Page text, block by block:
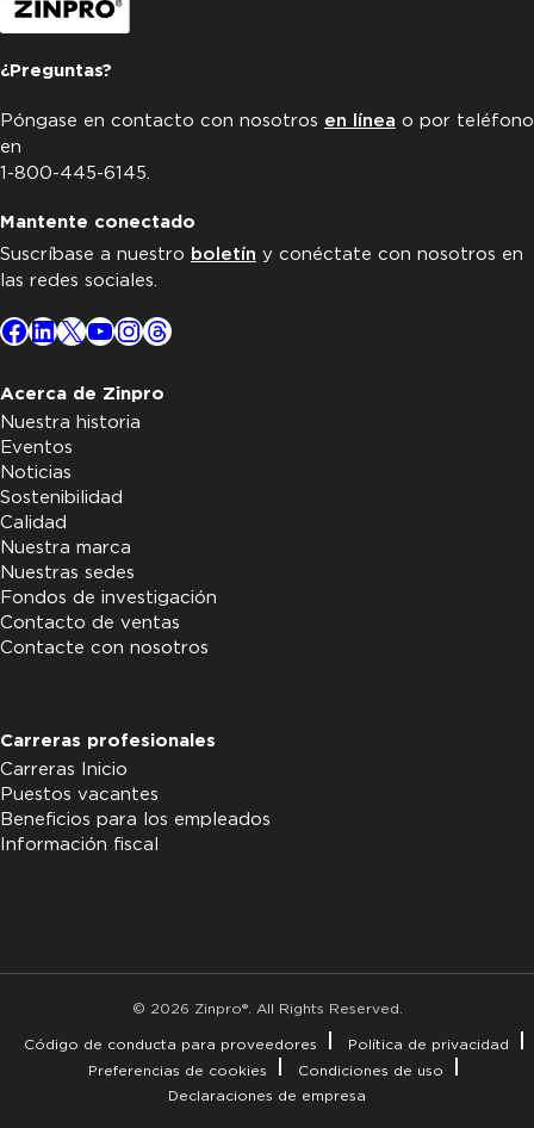
¿Preguntas?
Póngase en contacto con nosotros en línea o por teléfono
en
1-800-445-6145.
Mantente conectado
Suscríbase a nuestro boletín y conéctate con nosotros en
las redes sociales.
Facebook
LinkedIn
X YouTube
Instagram
Threads
Acerca de Zinpro
Nuestra historia
Eventos
Noticias
Sostenibilidad
Calidad
Nuestra marca
Nuestras sedes
Fondos de investigación
Contacto de ventas
Contacte con nosotros
Carreras profesionales
Carreras Inicio
Puestos vacantes
Beneficios para los empleados
Información fiscal
© 2026 Zinpro®. All Rights Reserved.
Código de conducta para proveedores
Política de privacidad
Preferencias de cookies
Condiciones de uso
Declaraciones de empresa